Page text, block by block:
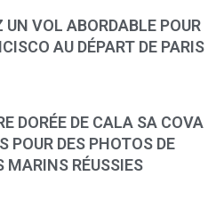
UN VOL ABORDABLE POUR
AU DÉPART DE PARIS
DORÉE DE CALA SA COVA
POUR DES PHOTOS DE
MARINS RÉUSSIES